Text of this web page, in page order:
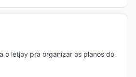
o letjoy pra organizar os planos do